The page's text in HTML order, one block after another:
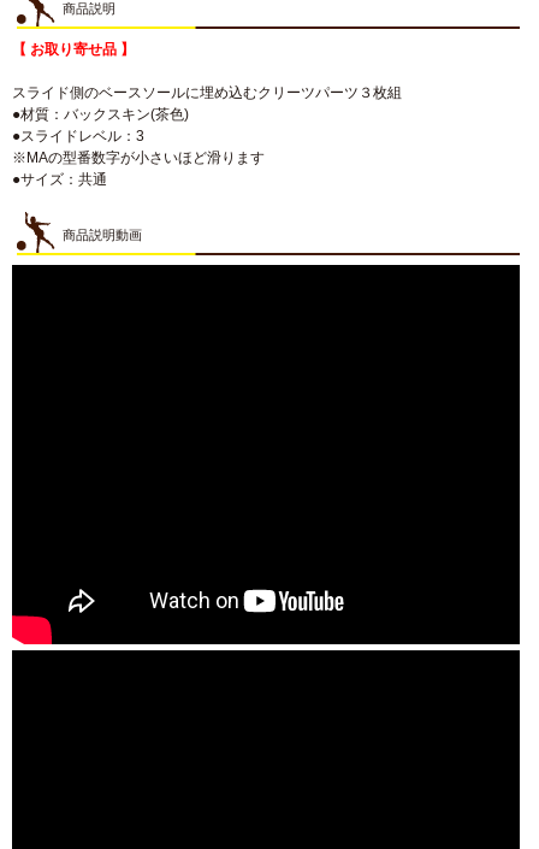
商品説明
【 お取り寄せ品 】
スライド側のベースソールに埋め込むクリーツパーツ３枚組
●材質：バックスキン(茶色)
●スライドレベル：3
※MAの型番数字が小さいほど滑ります
●サイズ：共通
商品説明動画